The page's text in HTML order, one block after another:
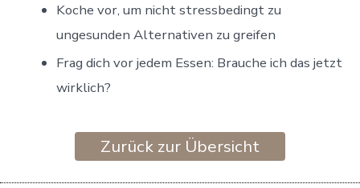
Koche vor, um nicht stressbedingt zu
ungesunden Alternativen zu greifen
Frag dich vor jedem Essen: Brauche ich das jetzt
wirklich?
Zurück zur Übersicht